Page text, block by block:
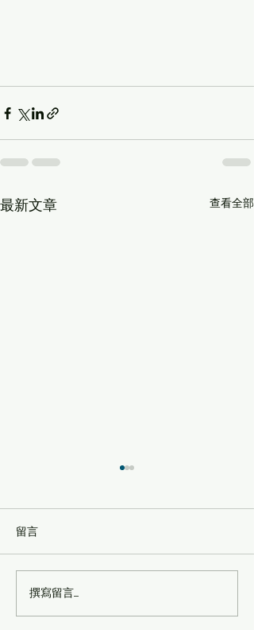
最新文章 查看全部
🚧【紐西蘭房產大叔分
析】Panmure 未來50年人
留言
撰寫留言......